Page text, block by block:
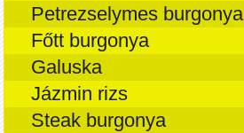
Petrezselymes burgonya
Főtt burgonya
Galuska
Jázmin rizs
Steak burgonya